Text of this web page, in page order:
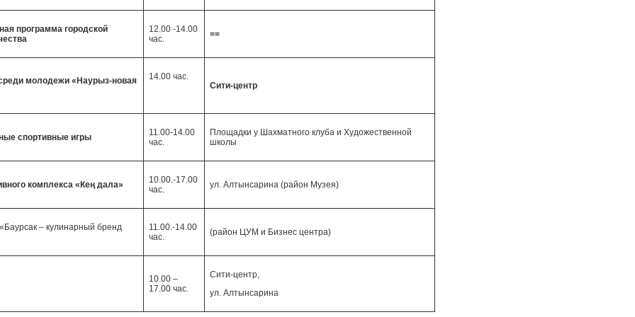
программа городской
12.00 -14.00
час.
==
молодежи «Наурыз-новая
14.00 час.
Сити-центр
спортивные игры
11.00-14.00
час.
Площадки у Шахматного клуба и Художественной
школы
комплекса «Кең дала»
10.00.-17.00
час.
ул. Алтынсарина (район Музея)
– кулинарный бренд
11.00.-14.00
час.
(район ЦУМ и Бизнес центра)
10.00 –
17.00 час.
Сити-центр,
ул. Алтынсарина